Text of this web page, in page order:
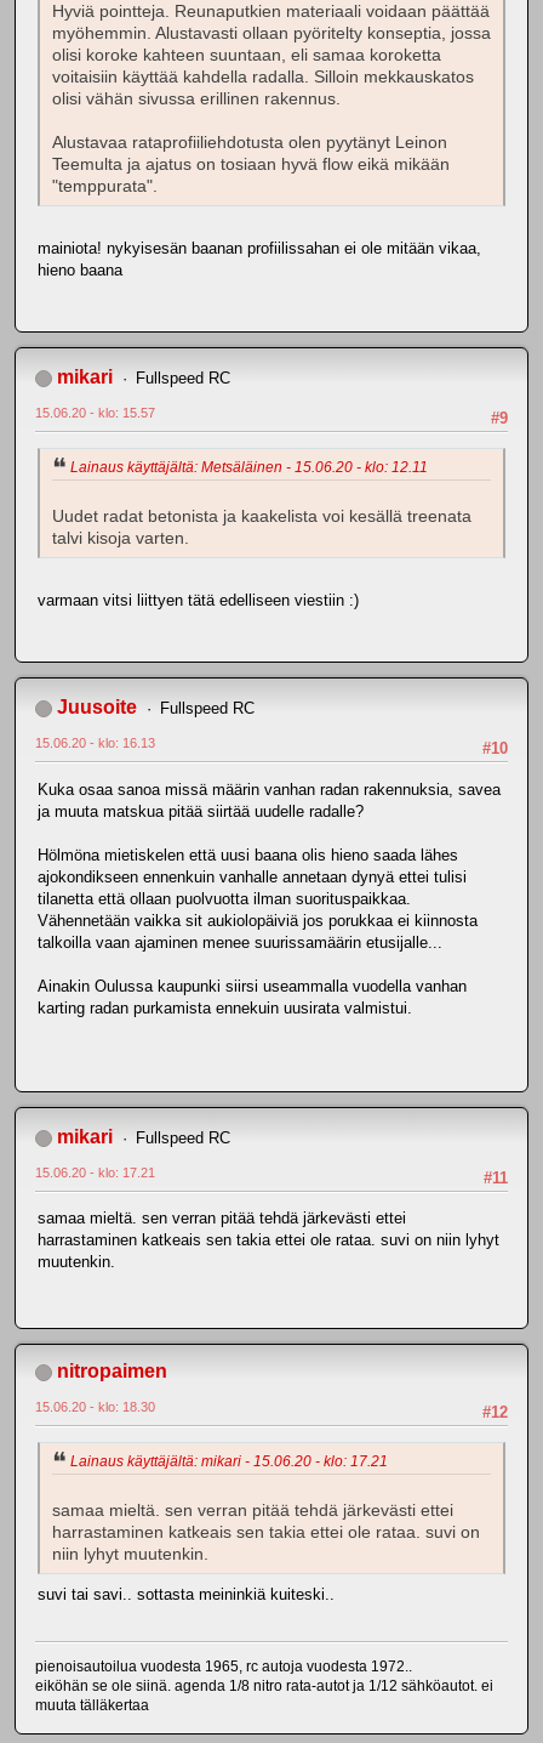
Hyviä pointteja. Reunaputkien materiaali voidaan päättää
myöhemmin. Alustavasti ollaan pyöritelty konseptia, jossa
olisi koroke kahteen suuntaan, eli samaa koroketta
voitaisiin käyttää kahdella radalla. Silloin mekkauskatos
olisi vähän sivussa erillinen rakennus.
Alustavaa rataprofiiliehdotusta olen pyytänyt Leinon
Teemulta ja ajatus on tosiaan hyvä flow eikä mikään
"temppurata".
mainiota! nykyisesän baanan profiilissahan ei ole mitään vikaa,
hieno baana
mikari Fullspeed RC
#9
15.06.20 - klo: 15.57
Lainaus käyttäjältä: Metsäläinen - 15.06.20 - klo: 12.11
Uudet radat betonista ja kaakelista voi kesällä treenata
talvi kisoja varten.
varmaan vitsi liittyen tätä edelliseen viestiin :)
Juusoite Fullspeed RC
#10
15.06.20 - klo: 16.13
Kuka osaa sanoa missä määrin vanhan radan rakennuksia, savea
ja muuta matskua pitää siirtää uudelle radalle?
Hölmöna mietiskelen että uusi baana olis hieno saada lähes
ajokondikseen ennenkuin vanhalle annetaan dynyä ettei tulisi
tilanetta että ollaan puolvuotta ilman suorituspaikkaa.
Vähennetään vaikka sit aukiolopäiviä jos porukkaa ei kiinnosta
talkoilla vaan ajaminen menee suurissamäärin etusijalle...
Ainakin Oulussa kaupunki siirsi useammalla vuodella vanhan
karting radan purkamista ennekuin uusirata valmistui.
mikari Fullspeed RC
#11
15.06.20 - klo: 17.21
samaa mieltä. sen verran pitää tehdä järkevästi ettei
harrastaminen katkeais sen takia ettei ole rataa. suvi on niin lyhyt
muutenkin.
nitropaimen
#12
15.06.20 - klo: 18.30
Lainaus käyttäjältä: mikari - 15.06.20 - klo: 17.21
samaa mieltä. sen verran pitää tehdä järkevästi ettei
harrastaminen katkeais sen takia ettei ole rataa. suvi on
niin lyhyt muutenkin.
suvi tai savi.. sottasta meininkiä kuiteski..
pienoisautoilua vuodesta 1965, rc autoja vuodesta 1972..
eiköhän se ole siinä. agenda 1/8 nitro rata-autot ja 1/12 sähköautot. ei
muuta tälläkertaa